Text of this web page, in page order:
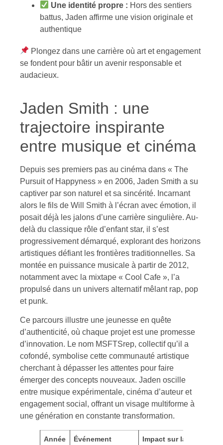
Une identité propre : Hors des sentiers
battus, Jaden affirme une vision originale et
authentique
Plongez dans une carrière où art et engagement
se fondent pour bâtir un avenir responsable et
audacieux.
Jaden Smith : une
trajectoire inspirante
entre musique et cinéma
Depuis ses premiers pas au cinéma dans « The
Pursuit of Happyness » en 2006, Jaden Smith a su
captiver par son naturel et sa sincérité. Incarnant
alors le fils de Will Smith à l’écran avec émotion, il
posait déjà les jalons d’une carrière singulière. Au-
delà du classique rôle d’enfant star, il s’est
progressivement démarqué, explorant des horizons
artistiques défiant les frontières traditionnelles. Sa
montée en puissance musicale à partir de 2012,
notamment avec la mixtape « Cool Cafe », l’a
propulsé dans un univers alternatif mêlant rap, pop
et punk.
Ce parcours illustre une jeunesse en quête
d’authenticité, où chaque projet est une promesse
d’innovation. Le nom MSFTSrep, collectif qu’il a
cofondé, symbolise cette communauté artistique
cherchant à dépasser les attentes pour faire
émerger des concepts nouveaux. Jaden oscille
entre musique expérimentale, cinéma d’auteur et
engagement social, offrant un visage multiforme à
une génération en constante transformation.
Année
Événement
Impact sur la